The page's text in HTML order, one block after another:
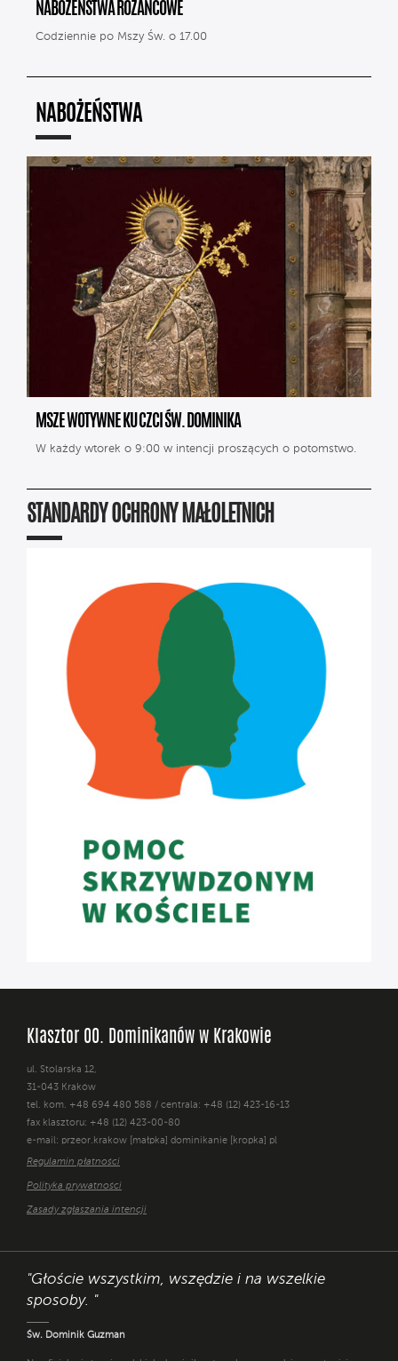
NABOŻEŃSTWA RÓŻAŃCOWE
Codziennie po Mszy Św. o 17.00
NABOŻEŃSTWA
MSZE WOTYWNE KU CZCI ŚW. DOMINIKA
W każdy wtorek o 9:00 w intencji proszących o potomstwo.
STANDARDY OCHRONY MAŁOLETNICH
Klasztor OO. Dominikanów w Krakowie
ul. Stolarska 12,
31-043 Kraków
tel. kom. +48 694 480 588 / centrala: +48 (12) 423-16-13
fax klasztoru: +48 (12) 423-00-80
e-mail: przeor.krakow [małpka] dominikanie [kropka] pl
Regulamin płatności
Polityka prywatności
Zasady zgłaszania intencji
"Głoście wszystkim, wszędzie i na wszelkie
sposoby. "
Św. Dominik Guzman